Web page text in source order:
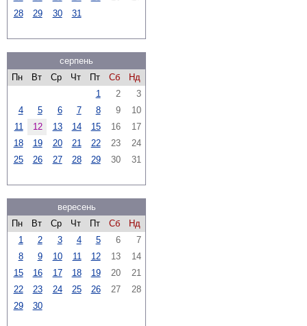
28
29 30 31
серпень
Пн
Вт Ср Чт Пт Сб
Нд
1
2
3
4
5 6 7 8 9
10
11
12 13 14 15 16
17
18
19 20 21 22 23
24
25
26 27 28 29 30 31
вересень
Пн
Вт Ср Чт Пт Сб
Нд
1
2 3 4 5 6
7
8
9 10 11 12 13
14
15
16 17 18 19 20
21
22
23 24 25 26 27
28
29
30